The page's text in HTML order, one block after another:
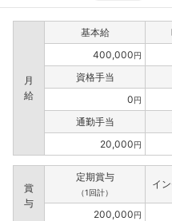
月
給
基本給
400,000円
資格手当
0円
通勤手当
20,000円
賞
与
定期賞与
（1回計）
イ
200,000円